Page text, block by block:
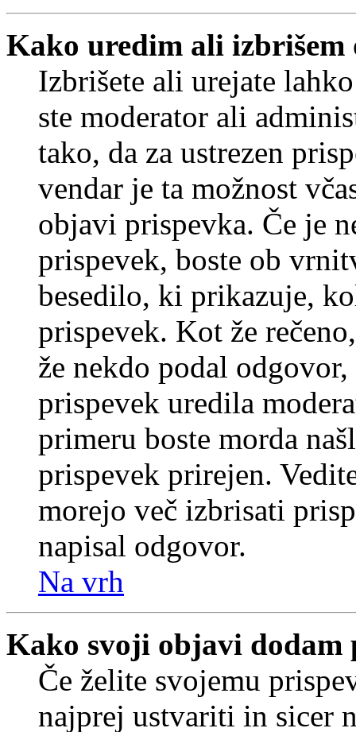
Kako uredim ali izbrišem
Izbrišete ali urejate
ste moderator ali
tako, da za ustrezen
vendar je ta možnost
objavi prispevka. Če je
prispevek, boste ob
besedilo, ki prikazuje,
prispevek. Kot že
že nekdo podal
prispevek uredila
primeru boste morda
prispevek prirejen.
morejo več izbrisati
napisal odgovor.
Na vrh
Kako svoji objavi dodam
Če želite svojemu
najprej ustvariti in sicer